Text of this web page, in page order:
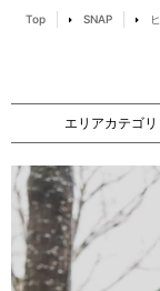
Top SNAP
エリアカテゴリ